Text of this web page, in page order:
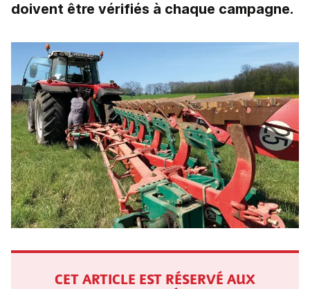
doivent être vérifiés à chaque campagne.
CET ARTICLE EST RÉSERVÉ AUX